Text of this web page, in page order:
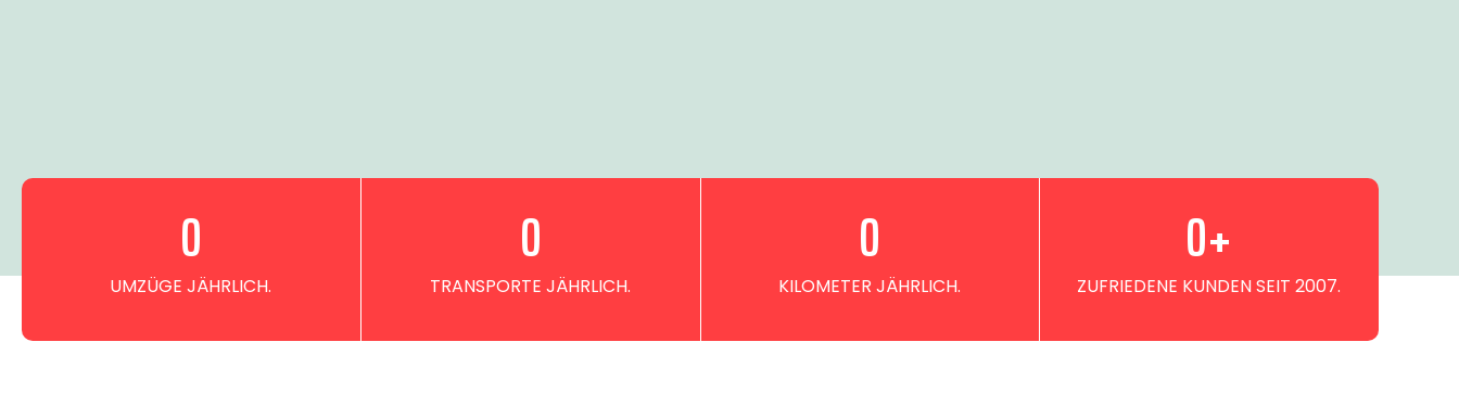
UMZÜGE JÄHRLICH.
0
TRANSPORTE JÄHRLICH.
0
KILOMETER JÄHRLICH.
0
ZUFRIEDENE KUNDEN SEIT 2007.
0+